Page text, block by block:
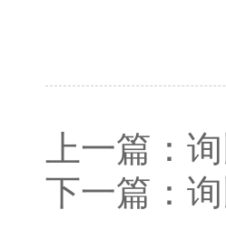
上一篇：
下一篇：